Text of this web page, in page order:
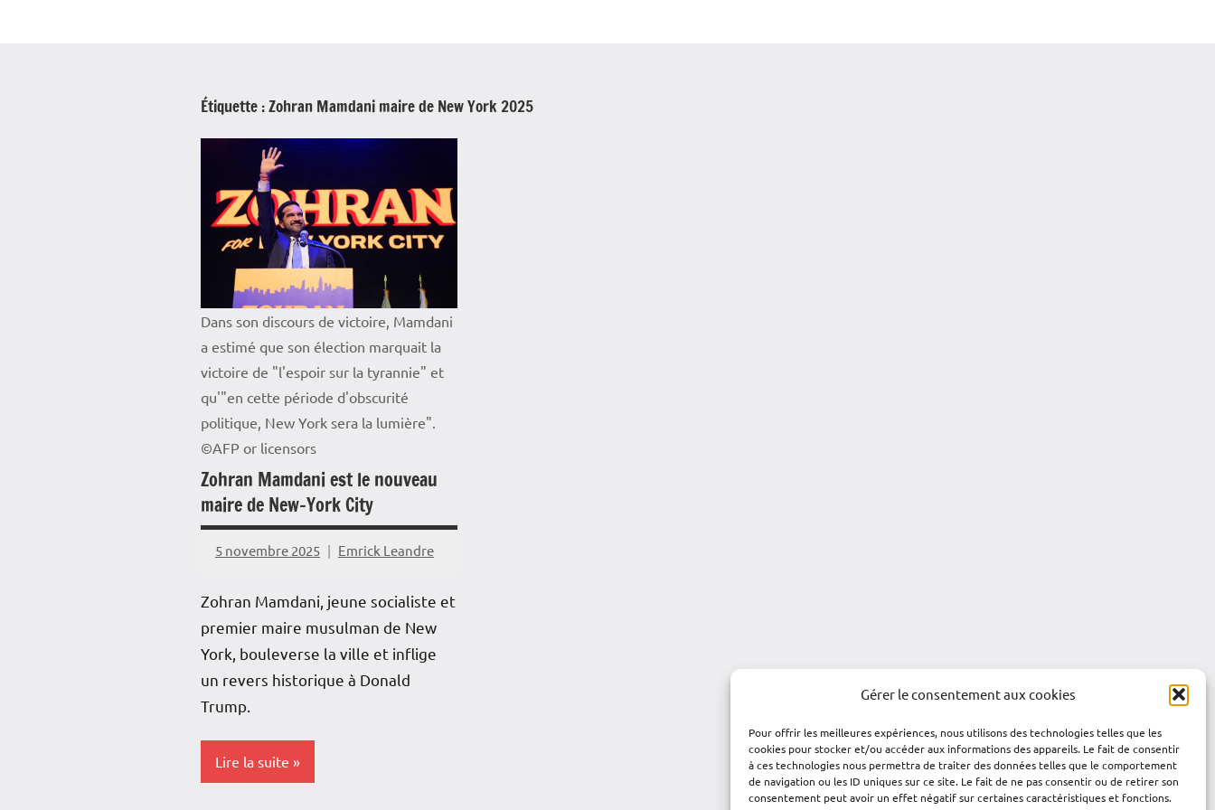
Gérer le consentement aux cookies
Pour offrir les meilleures expériences, nous utilisons des technologies telles que les
cookies pour stocker et/ou accéder aux informations des appareils. Le fait de consentir
à ces technologies nous permettra de traiter des données telles que le comportement
de navigation ou les ID uniques sur ce site. Le fait de ne pas consentir ou de retirer son
consentement peut avoir un effet négatif sur certaines caractéristiques et fonctions.
Étiquette :Zohran Mamdani maire de New York 2025
Dans son discours de victoire, Mamdani
a estimé que son élection marquait la
victoire de "l'espoir sur la tyrannie" et
qu'"en cette période d'obscurité
politique, New York sera la lumière".
©AFP or licensors
Zohran Mamdani est le nouveau
maire de New-York City
5 novembre 2025 Emrick Leandre
Zohran Mamdani, jeune socialiste et
premier maire musulman de New
York, bouleverse la ville et inflige
un revers historique à Donald
Trump.
Lire la suite